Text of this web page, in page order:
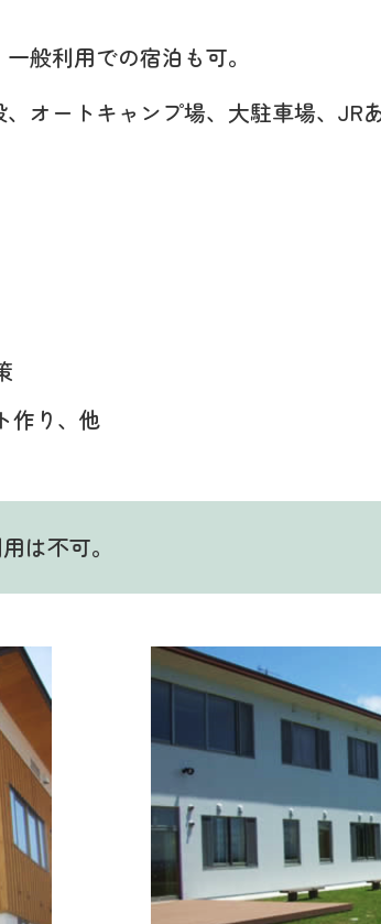
般利用での宿泊も可。
オートキャンプ場、大駐車場、JR
作り、他
は不可。